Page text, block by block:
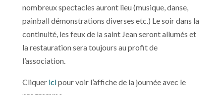
nombreux spectacles auront lieu (musique, danse,
painball démonstrations diverses etc.) Le soir dans la
continuité, les feux de la saint Jean seront allumés et
la restauration sera toujours au profit de
l’association.
Cliquer icipour voir l’affiche de la journée avec le